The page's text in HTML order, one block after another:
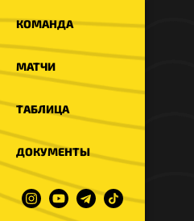
КОМАНДА
МАТЧИ
ТАБЛИЦА
ДОКУМЕНТЫ